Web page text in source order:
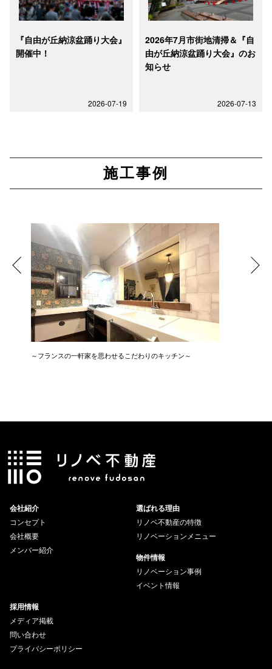
『自由が丘納涼盆踊り大会』
開催中！
2026-07-19
2026年7月市街地清掃＆『自
由が丘納涼盆踊り大会』のお
知らせ
2026-07-13
施工事例
～フランスの一軒家を思わせるこだわりのキッチン～
会社紹介
コンセプト
会社概要
メンバー紹介
選ばれる理由
リノベ不動産の特徴
リノベーションメニュー
物件情報
リノベーション事例
イベント情報
採用情報
メディア掲載
問い合わせ
プライバシーポリシー